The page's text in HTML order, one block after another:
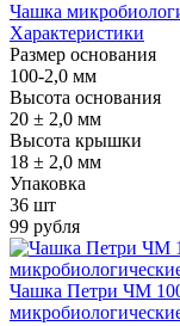
Чашка
Характеристики
Размер основания
100-2,0 мм
Высота основания
20 ± 2,0 мм
Высота крышки
18 ± 2,0 мм
Упаковка
36 шт
99 рубля
Чашка Петри ЧМ